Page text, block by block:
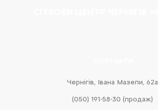
Чернігів, Івана Мазепи, 62а
(050) 191-58-30 (продаж)